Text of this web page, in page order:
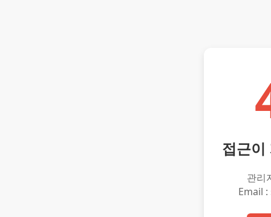
접근이
관리
Email